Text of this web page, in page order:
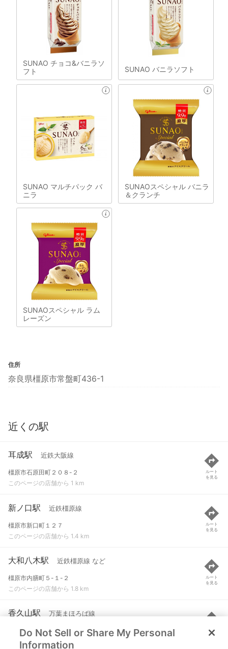
SUNAO チョコ&バニラソ
フト
SUNAO バニラソフト
SUNAO マルチパック バ
ニラ
SUNAOスペシャル バニラ
＆クランチ
SUNAOスペシャル ラム
レーズン
住所
奈良県橿原市常盤町436-1
近くの駅
耳成駅 近鉄大阪線
橿原市石原田町２０８-２
このページの店舗から 1 km
ルート
を見る
新ノ口駅 近鉄橿原線
橿原市新口町１２７
このページの店舗から 1.4 km
ルート
を見る
大和八木駅 近鉄橿原線 など
橿原市内膳町５-１-２
このページの店舗から 1.8 km
ルート
を見る
香久山駅 万葉まほろば線
橿原市出垣内町
このページの店舗から 1.8 km
ルート
を見る
Do Not Sell or Share My Personal
Information